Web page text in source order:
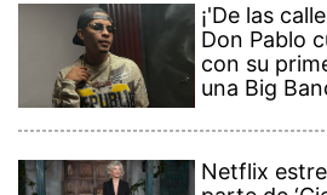
¡'De las
Don Pablo
con su
una Big
Netflix